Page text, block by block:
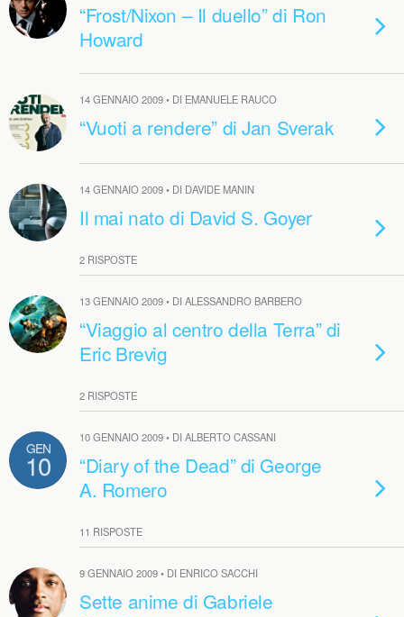
“Frost/Nixon – Il duello” di Ron
Howard
14 GENNAIO 2009 • DI EMANUELE RAUCO
“Vuoti a rendere” di Jan Sverak
14 GENNAIO 2009 • DI DAVIDE MANIN
Il mai nato di David S. Goyer
2 RISPOSTE
13 GENNAIO 2009 • DI ALESSANDRO BARBERO
“Viaggio al centro della Terra” di
Eric Brevig
2 RISPOSTE
GEN
10
10 GENNAIO 2009 • DI ALBERTO CASSANI
“Diary of the Dead” di George
A. Romero
11 RISPOSTE
9 GENNAIO 2009 • DI ENRICO SACCHI
Sette anime di Gabriele